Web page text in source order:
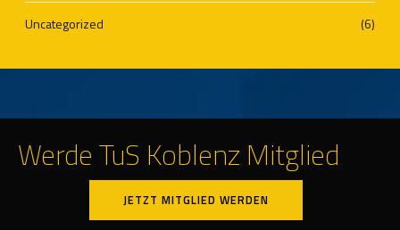
Uncategorized (6)
Werde TuS Koblenz Mitglied
JETZT MITGLIED WERDEN